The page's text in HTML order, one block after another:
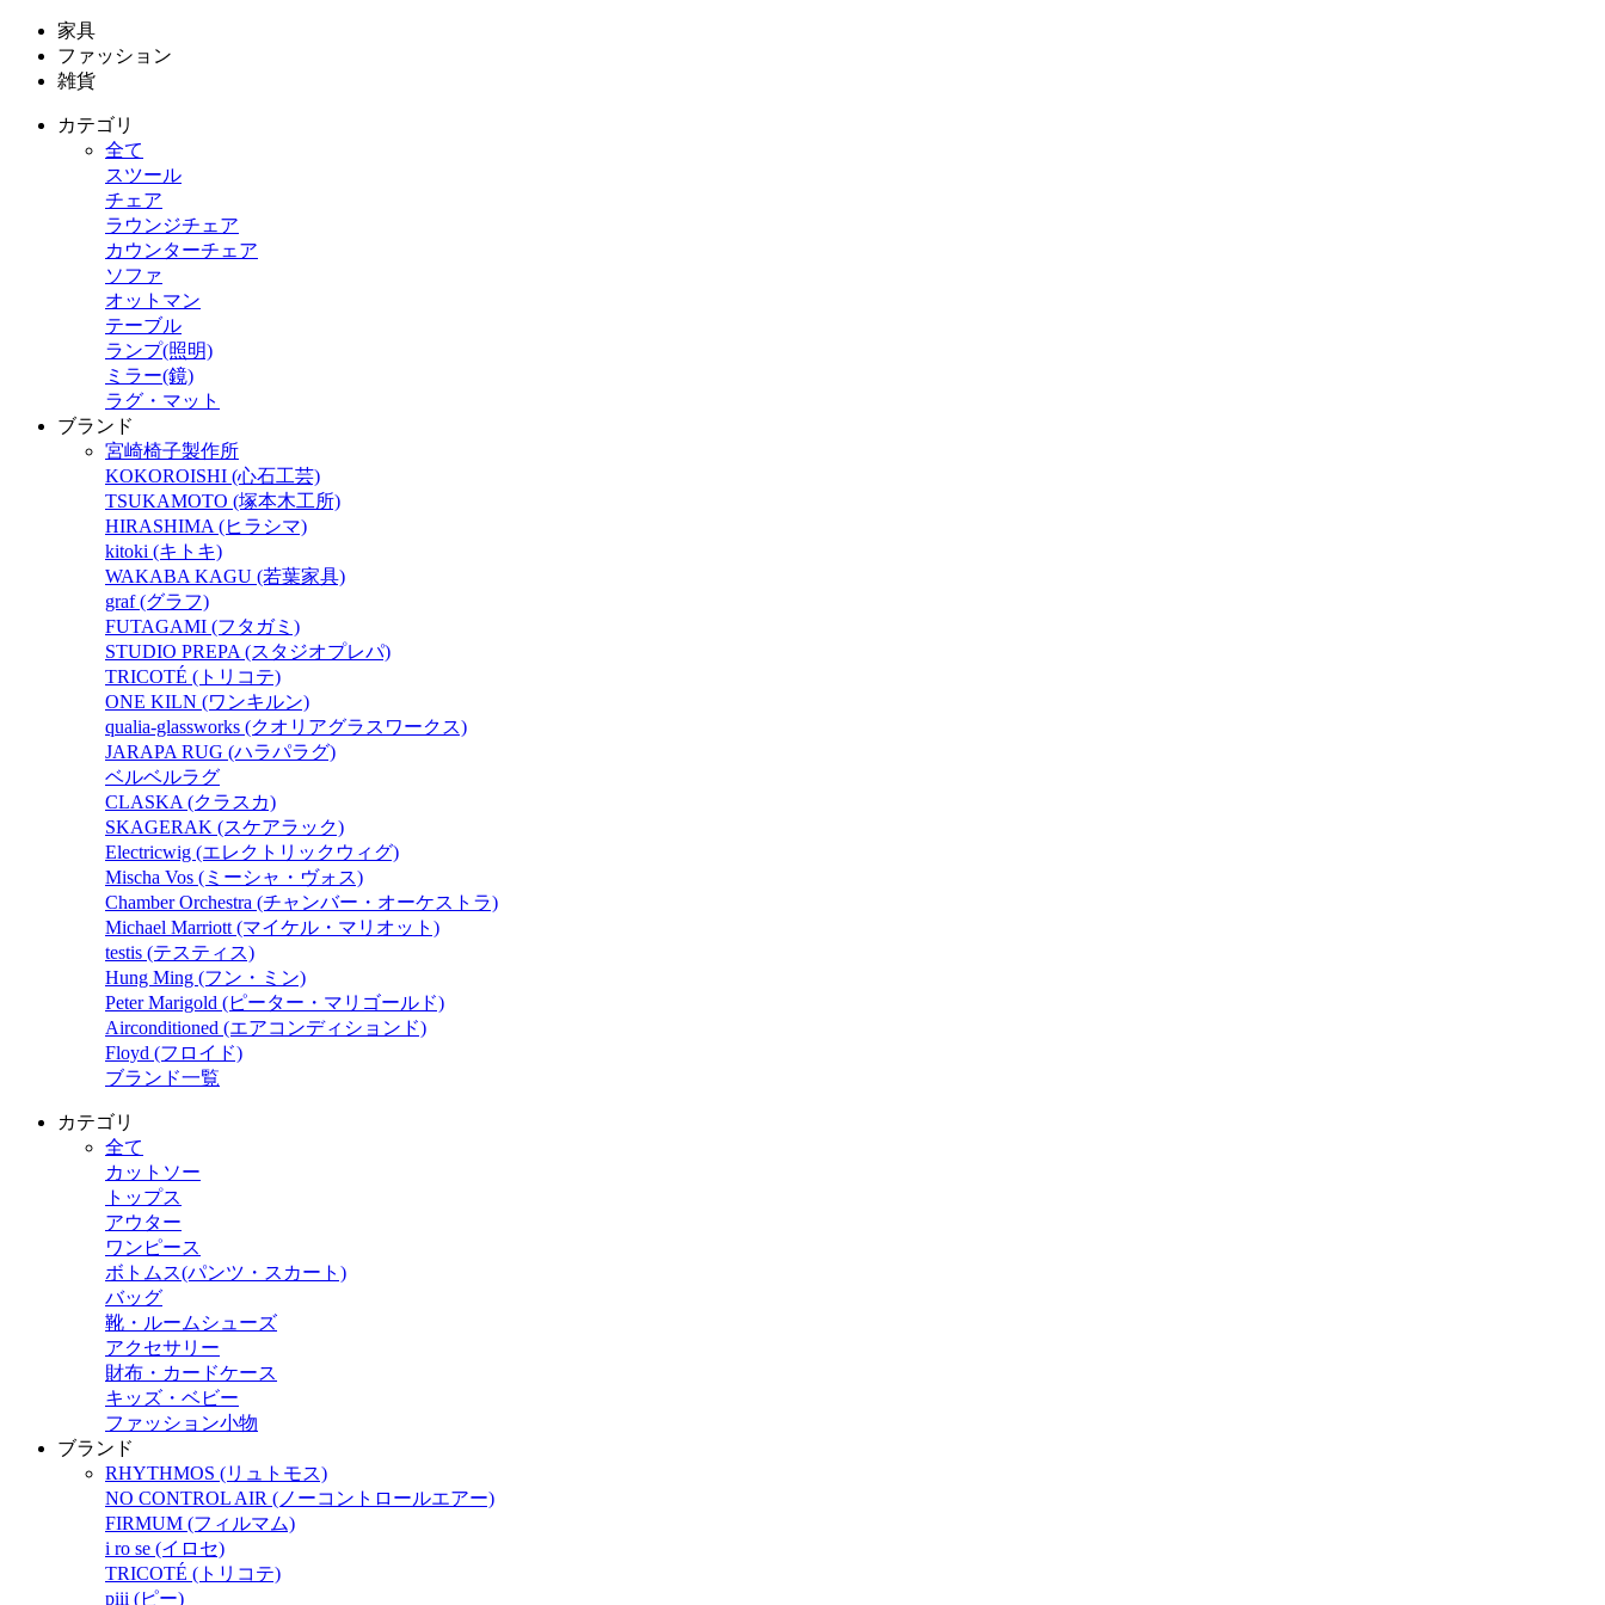
家具
ファッション
雑貨
カテゴリ
全て
スツール
チェア
ラウンジチェア
カウンターチェア
ソファ
オットマン
テーブル
ランプ(照明)
ミラー(鏡)
ラグ・マット
ブランド
宮崎椅子製作所
KOKOROISHI (心石工芸)
TSUKAMOTO (塚本木工所)
HIRASHIMA (ヒラシマ)
kitoki (キトキ)
WAKABA KAGU (若葉家具)
graf (グラフ)
FUTAGAMI (フタガミ)
STUDIO PREPA (スタジオプレパ)
TRICOTÉ (トリコテ)
ONE KILN (ワンキルン)
qualia-glassworks (クオリアグラスワークス)
JARAPA RUG (ハラパラグ)
ベルベルラグ
CLASKA (クラスカ)
SKAGERAK (スケアラック)
Electricwig (エレクトリックウィグ)
Mischa Vos (ミーシャ・ヴォス)
Chamber Orchestra (チャンバー・オーケストラ)
Michael Marriott (マイケル・マリオット)
testis (テスティス)
Hung Ming (フン・ミン)
Peter Marigold (ピーター・マリゴールド)
Airconditioned (エアコンディションド)
Floyd (フロイド)
ブランド一覧
カテゴリ
全て
カットソー
トップス
アウター
ワンピース
ボトムス(パンツ・スカート)
バッグ
靴・ルームシューズ
アクセサリー
財布・カードケース
キッズ・ベビー
ファッション小物
ブランド
RHYTHMOS (リュトモス)
NO CONTROL AIR (ノーコントロールエアー)
FIRMUM (フィルマム)
i ro se (イロセ)
TRICOTÉ (トリコテ)
piii (ピー)